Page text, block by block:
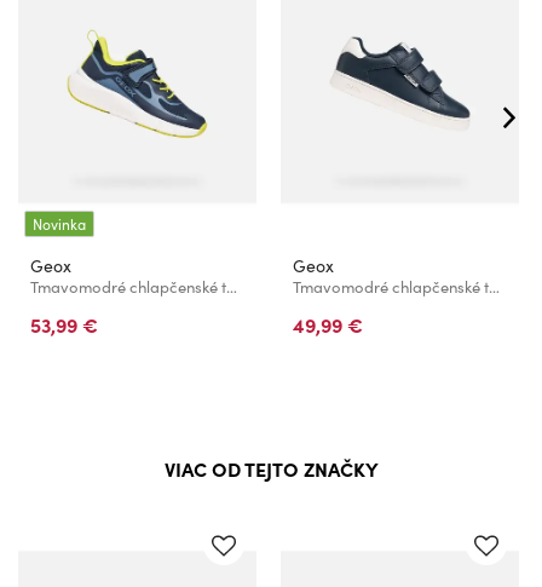
Novinka
Geox
Tmavomodré chlapčenské tenisky Geox Pro-Ran
53,99 €
Geox
Tmavomodré chlapčenské tenisky Geox Eclyper
49,99 €
VIAC OD TEJTO ZNAČKY